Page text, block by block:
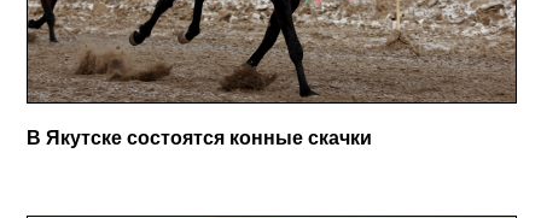
В Якутске состоятся конные скачки